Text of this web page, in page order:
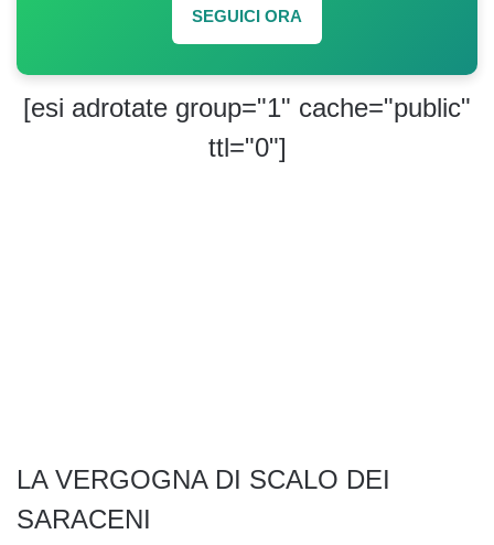
SEGUICI ORA
[esi adrotate group="1" cache="public"
ttl="0"]
LA VERGOGNA DI SCALO DEI
SARACENI